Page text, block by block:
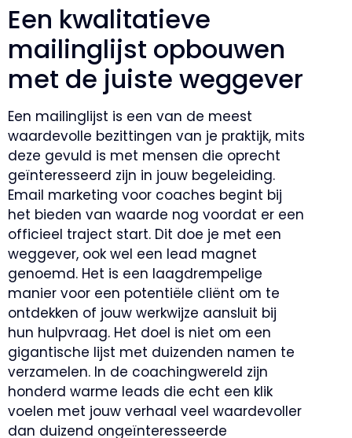
Een kwalitatieve
mailinglijst opbouwen
met de juiste weggever
Een mailinglijst is een van de meest
waardevolle bezittingen van je praktijk, mits
deze gevuld is met mensen die oprecht
geïnteresseerd zijn in jouw begeleiding.
Email marketing voor coaches begint bij
het bieden van waarde nog voordat er een
officieel traject start. Dit doe je met een
weggever, ook wel een lead magnet
genoemd. Het is een laagdrempelige
manier voor een potentiële cliënt om te
ontdekken of jouw werkwijze aansluit bij
hun hulpvraag. Het doel is niet om een
gigantische lijst met duizenden namen te
verzamelen. In de coachingwereld zijn
honderd warme leads die echt een klik
voelen met jouw verhaal veel waardevoller
dan duizend ongeïnteresseerde